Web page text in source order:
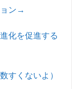
ン→
化を促進する
すくないよ）